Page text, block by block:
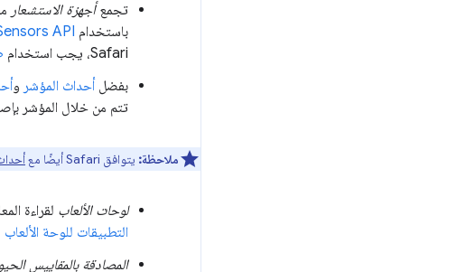
تجمعأجهزة الاستشعار
باستخدام API
Safari، يجب استخدام
بفضل أحداث المؤشر و
تتم من خلال المؤشر
ملاحظة: يتوافق Safari أيضًا مع
لوحات الألعاب لقراءة
التطبيقات للوحة الألعاب
المصادقة بالمقاييس